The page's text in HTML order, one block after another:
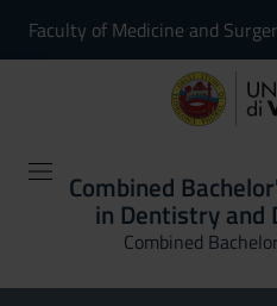
Faculty of Medicine and
Combined
in Dentistry and
Combined